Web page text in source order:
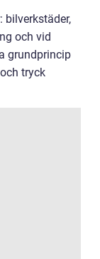
bilverkstäder,
och vid
grundprincip
tryck